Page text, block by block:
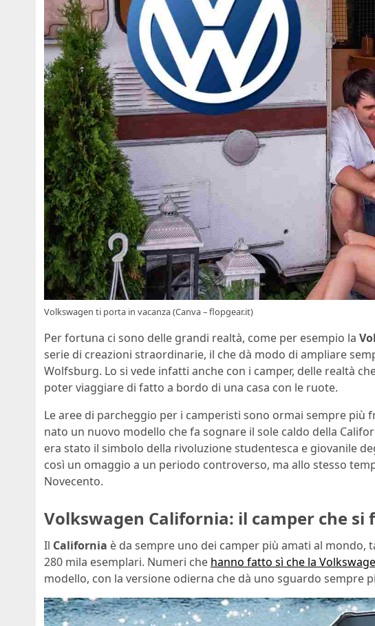
Volkswagen ti porta in vacanza (Canva – flopgear.it)
Per fortuna ci sono delle grandi realtà, come per esempio la
serie di creazioni straordinarie, il che dà modo di ampliare
Wolfsburg. Lo si vede infatti anche con i camper, delle realtà
poter viaggiare di fatto a bordo di una casa con le ruote.
Le aree di parcheggio per i camperisti sono ormai sempre più
nato un nuovo modello che fa sognare il sole caldo della
era stato il simbolo della rivoluzione studentesca e giovanile
così un omaggio a un periodo controverso, ma allo stesso
Novecento.
Volkswagen California: il camper che si
Il California è da sempre uno dei camper più amati al mondo,
280 mila esemplari. Numeri che hanno fatto sì che la
modello, con la versione odierna che dà uno sguardo sempre